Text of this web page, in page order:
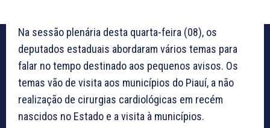
Na sessão plenária desta quarta-feira (08), os
deputados estaduais abordaram vários temas para
falar no tempo destinado aos pequenos avisos. Os
temas vão de visita aos municípios do Piauí, a não
realização de cirurgias cardiológicas em recém
nascidos no Estado e a visita à municípios.